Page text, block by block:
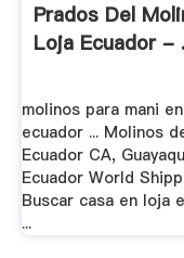
Prados Del
Loja Ecuador -
molinos para mani en
ecuador ... Molinos
Ecuador CA,
Ecuador World
Buscar casa en loja
...